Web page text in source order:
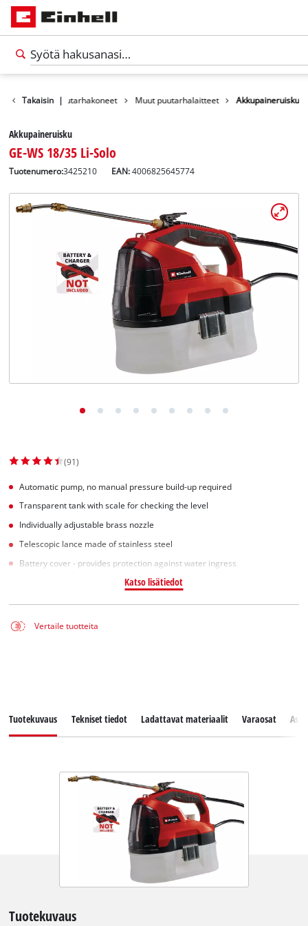
Suomi
Takaisin |
Tuotteet Puutarhakoneet Muut puutarhalaitteet Akkupaineruisku
Akkupaineruisku
GE-WS 18/35 Li-Solo
Tuotenumero:3425210 EAN:4006825645774
(91)
Automatic pump, no manual pressure build-up required
Transparent tank with scale for checking the level
Individually adjustable brass nozzle
Telescopic lance made of stainless steel
Battery cover - provides protection against water ingress
Katso lisätiedot
Vertaile tuotteita
Tuotekuvaus Tekniset tiedot Ladattavat materiaalit Varaosat
Tuotekuvaus